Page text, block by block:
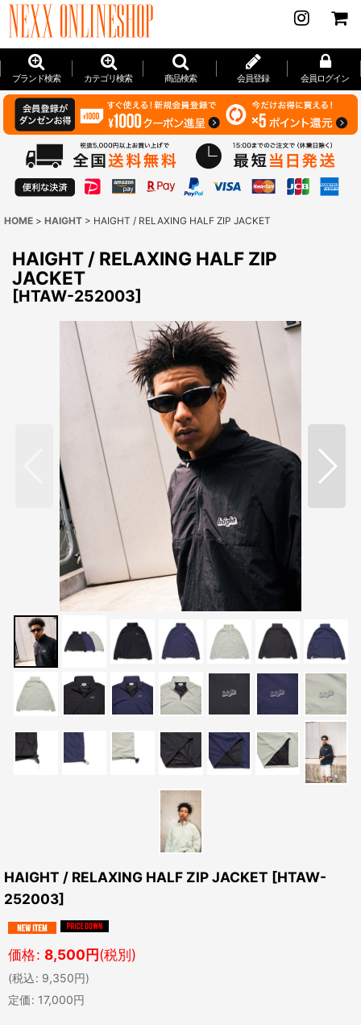
ブランド検索 カテゴリ検索 商品検索 会員登録 会員ログイン
HOME > HAIGHT > HAIGHT / RELAXING HALF ZIP JACKET
HAIGHT / RELAXING HALF ZIP
JACKET
[HTAW-252003]
HAIGHT / RELAXING HALF ZIP JACKET [HTAW-
252003]
価格: 8,500円(税別)
(税込: 9,350円)
定価: 17,000円